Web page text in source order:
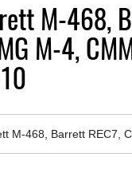
M-468,
M-4,